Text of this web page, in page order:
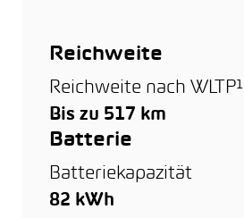
Reichweite
Reichweite nach WLTP¹
Bis zu 517 km
Batterie
Batteriekapazität
82 kWh